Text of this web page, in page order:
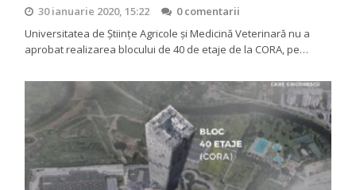
30 ianuarie 2020, 15:22
0 comentarii
Universitatea de Științe Agricole și Medicină Veterinară nu a
aprobat realizarea blocului de 40 de etaje de la CORA, pe…